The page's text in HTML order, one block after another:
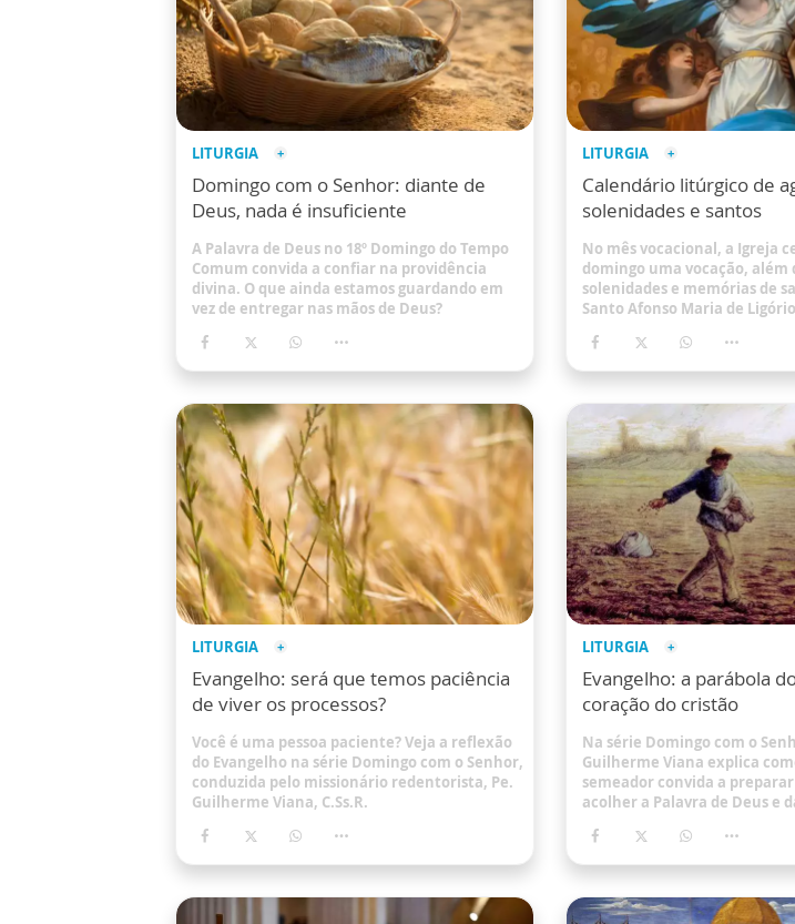
LITURGIA
Domingo com o Senhor: diante de
Deus, nada é insuficiente
A Palavra de Deus no 18º Domingo do Tempo
Comum convida a confiar na providência
divina. O que ainda estamos guardando em
vez de entregar nas mãos de Deus?
LITURGIA
Calendário litúrgico de
solenidades e santos
No mês vocacional, a Igreja
domingo uma vocação, além
solenidades e memórias de
Santo Afonso Maria de
LITURGIA
Evangelho: será que temos paciência
de viver os processos?
Você é uma pessoa paciente? Veja a reflexão
do Evangelho na série Domingo com o Senhor,
conduzida pelo missionário redentorista, Pe.
Guilherme Viana, C.Ss.R.
LITURGIA
Evangelho: a parábola
coração do cristão
Na série Domingo com o
Guilherme Viana explica
semeador convida a
acolher a Palavra de Deus e